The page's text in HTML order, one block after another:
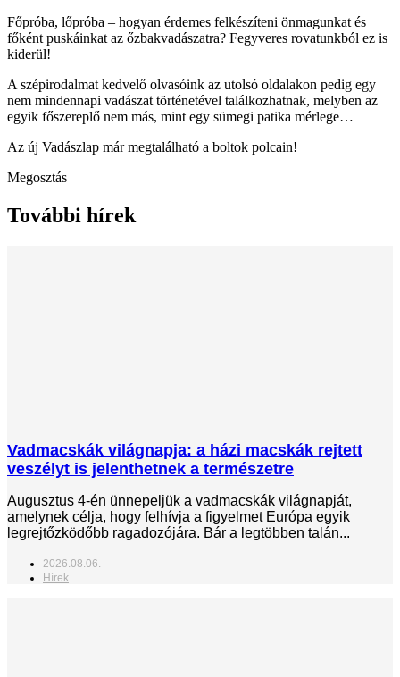
Főpróba, lőpróba – hogyan érdemes felkészíteni önmagunkat és
főként puskáinkat az őzbakvadászatra? Fegyveres rovatunkból ez is
kiderül!
A szépirodalmat kedvelő olvasóink az utolsó oldalakon pedig egy
nem mindennapi vadászat történetével találkozhatnak, melyben az
egyik főszereplő nem más, mint egy sümegi patika mérlege…
Az új Vadászlap már megtalálható a boltok polcain!
Megosztás
További hírek
Vadmacskák világnapja: a házi macskák rejtett
veszélyt is jelenthetnek a természetre
Augusztus 4-én ünnepeljük a vadmacskák világnapját,
amelynek célja, hogy felhívja a figyelmet Európa egyik
legrejtőzködőbb ragadozójára. Bár a legtöbben talán...
2026.08.06.
Hírek